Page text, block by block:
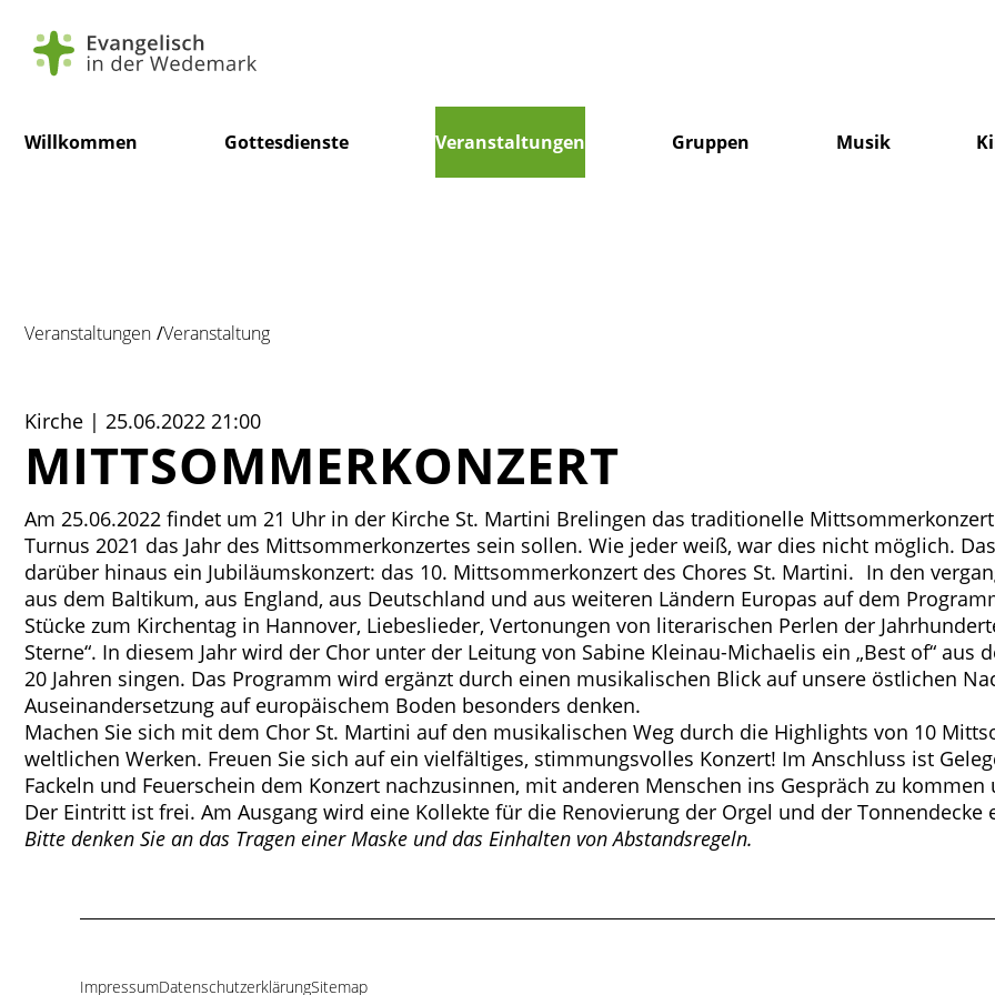
überspringen
Willkommen Gottesdienste Veranstaltungen Gruppen Musik
Veranstaltungen Veranstaltung
Kirche | 25.06.2022 21:00
MITTSOMMERKONZERT
Am 25.06.2022 findet um 21 Uhr in der Kirche St. Martini Brelingen das traditionelle
Turnus 2021 das Jahr des Mittsommerkonzertes sein sollen. Wie jeder weiß, war dies nicht möglich.
darüber hinaus ein Jubiläumskonzert: das 10. Mittsommerkonzert des Chores St. Martini. In den
aus dem Baltikum, aus England, aus Deutschland und aus weiteren Ländern Europas auf dem
Stücke zum Kirchentag in Hannover, Liebeslieder, Vertonungen von literarischen Perlen der
Sterne“. In diesem Jahr wird der Chor unter der Leitung von Sabine Kleinau-Michaelis ein „Best of“
20 Jahren singen. Das Programm wird ergänzt durch einen musikalischen Blick auf unsere östlichen
Auseinandersetzung auf europäischem Boden besonders denken.
Machen Sie sich mit dem Chor St. Martini auf den musikalischen Weg durch die Highlights von 10
weltlichen Werken. Freuen Sie sich auf ein vielfältiges, stimmungsvolles Konzert! Im Anschluss ist
Fackeln und Feuerschein dem Konzert nachzusinnen, mit anderen Menschen ins Gespräch zu
Der Eintritt ist frei. Am Ausgang wird eine Kollekte für die Renovierung der Orgel und der Tonnendecke
Bitte denken Sie an das Tragen einer Maske und das Einhalten von Abstandsregeln.
ImpressumDatenschutzerklärungSitemap